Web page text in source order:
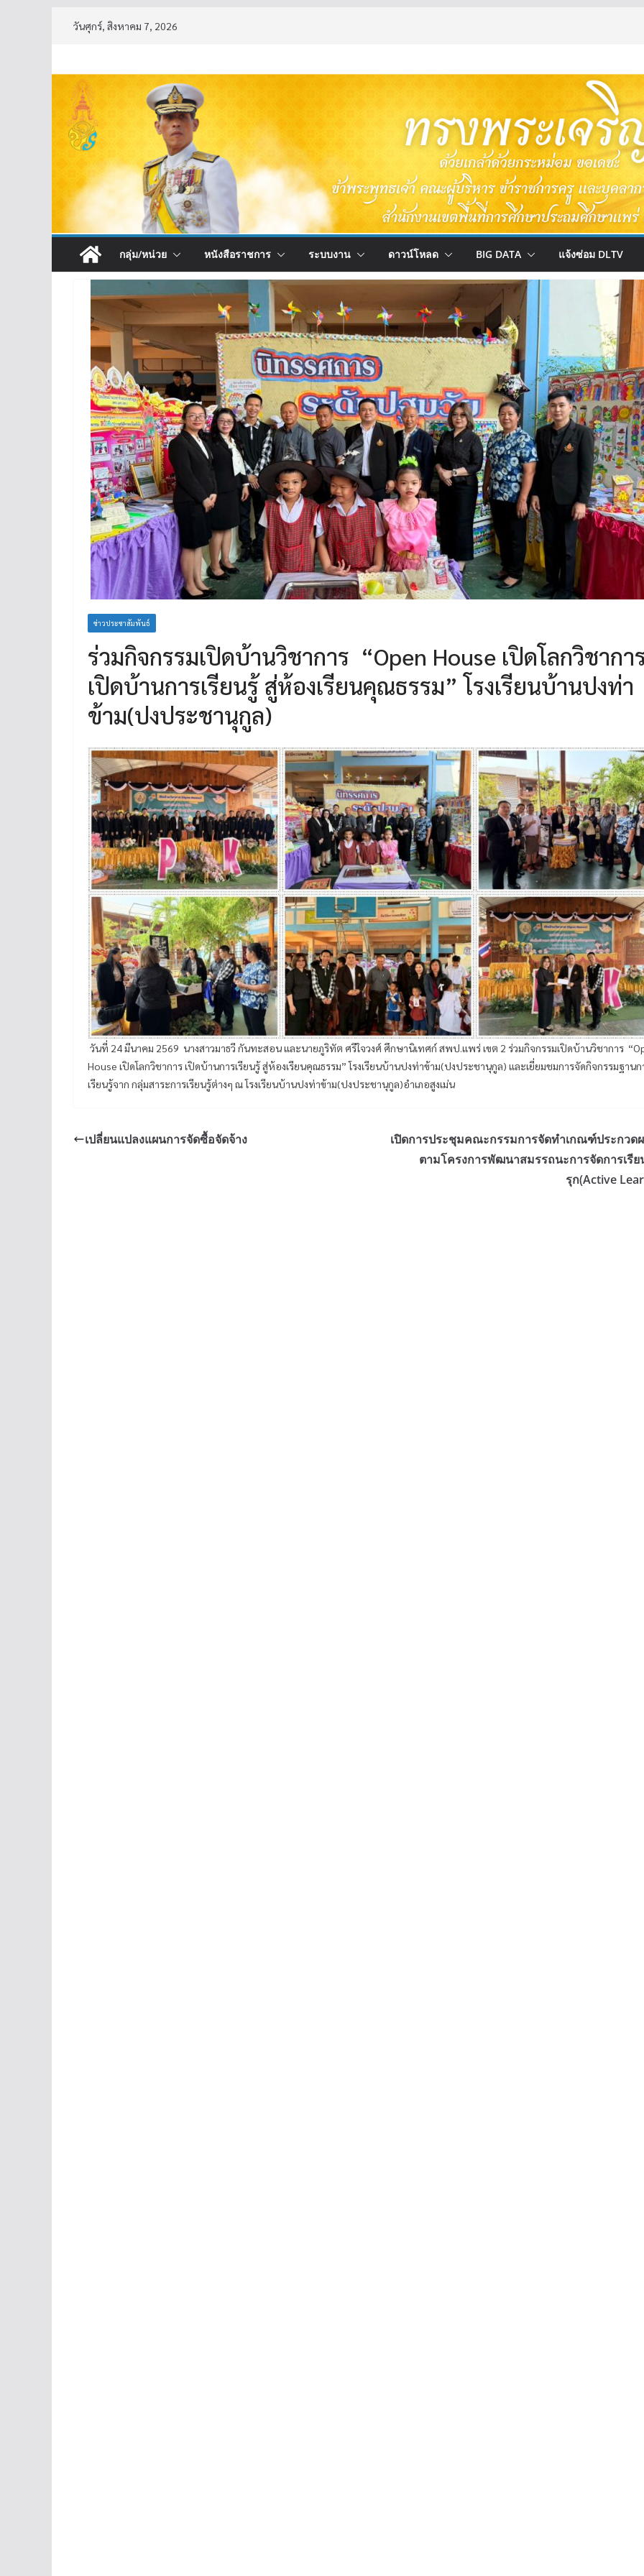
วันศุกร์, สิงหาคม 7, 2026
กลุ่ม/หน่วย หนังสือราชการ ระบบงาน ดาวน์โหลด BIG DATA แจ้งซ่อม DLTV
ข่าวประชาสัมพันธ์
ร่วมกิจกรรมเปิดบ้านวิชาการ “Open House เปิดโลกวิชากา
เปิดบ้านการเรียนรู้ สู่ห้องเรียนคุณธรรม” โรงเรียนบ้านปงท่า
ข้าม(ปงประชานุกูล)
วันที่ 24 มีนาคม 2569 นางสาวมาธวี กันทะสอน และนายภูริทัต ศรีใจวงศ์ ศึกษานิเทศก์ สพป.แพร่ เขต 2 ร่วมกิจกรรมเปิดบ้านวิชาการ
House เปิดโลกวิชาการ เปิดบ้านการเรียนรู้ สู่ห้องเรียนคุณธรรม” โรงเรียนบ้านปงท่าข้าม(ปงประชานุกูล) และเยี่ยมชมการจัดกิจกรรมฐานก
เรียนรู้จาก กลุ่มสาระการเรียนรู้ต่างๆ ณ โรงเรียนบ้านปงท่าข้าม(ปงประชานุกูล)อำเภอสูงเม่น
เปลี่ยนแปลงแผนการจัดซื้อจัดจ้าง
เปิดการประชุมคณะกรรมการจัดทำเกณฑ์ประกวด
ตามโครงการพัฒนาสมรรถนะการจัดการเรีย
รุก(Active